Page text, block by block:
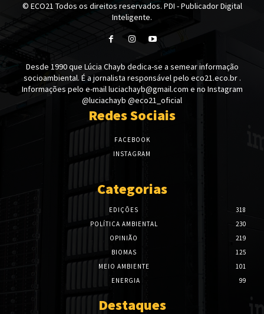
© ECO21 Todos os direitos reservados. PDI - Publicador Digital
Inteligente.
Desde 1990 que Lúcia Chayb dedica-se a semear informação
socioambiental. É a jornalista responsável pelo eco21.eco.br .
Informações pelo e-mail luciachayb@gmail.com e no Instagram
@luciachayb @eco21_oficial
Redes Sociais
FACEBOOK
INSTAGRAM
Categorias
EDIÇÕES
318
POLÍTICA AMBIENTAL
230
OPINIÃO
219
BIOMAS
125
MEIO AMBIENTE
101
ENERGIA
99
Destaques